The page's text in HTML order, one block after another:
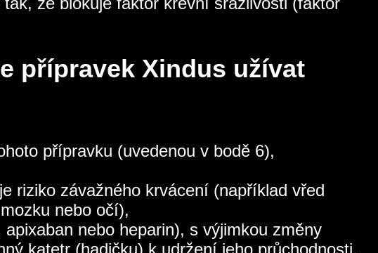
přípravek Xindus užívat
přípravku (uvedenou v bodě 6),
riziko závažného krvácení (například vřed
nebo očí),
nebo heparin), s výjimkou změny
katetr (hadičku) k udržení jeho průchodnosti,